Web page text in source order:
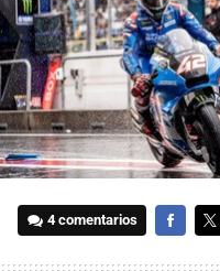
4 comentarios